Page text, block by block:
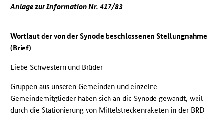
Anlage zur Information Nr. 417/83
Wortlaut der von der Synode beschlossenen Stellungnahme
(Brief)
Liebe Schwestern und Brüder
Gruppen aus unseren Gemeinden und einzelne
Gemeindemitglieder haben sich an die Synode gewandt, weil
durch die Stationierung von Mittelstreckenraketen in der BRD